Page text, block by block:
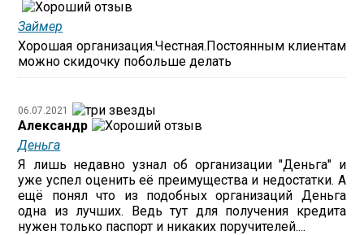
Займер
Хорошая организация.Честная.Постоянным клиентам
можно скидочку побольше делать
06.07.2021
Александр
Деньга
Я лишь недавно узнал об организации "Деньга" и
уже успел оценить её преимущества и недостатки. А
ещё понял что из подобных организаций Деньга
одна из лучших. Ведь тут для получения кредита
нужен только паспорт и никаких поручителей....